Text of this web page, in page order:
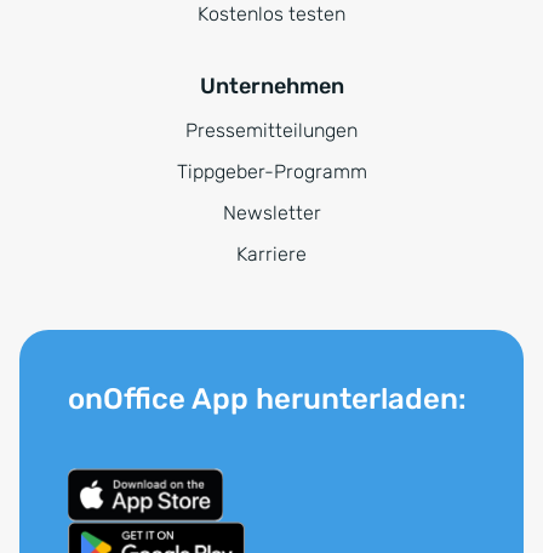
Kostenlos testen
Unternehmen
Pressemitteilungen
Tippgeber-Programm
Newsletter
Karriere
onOffice App herunterladen: